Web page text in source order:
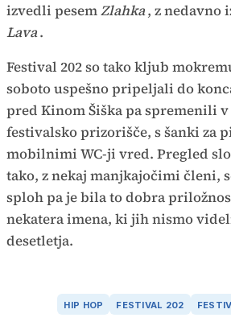
izvedli pesemZlahka, z nedavno
Lava.
Festival 202 so tako kljub
soboto uspešno pripeljali do
pred Kinom Šiška pa spremenili
festivalsko prizorišče, s šanki za
mobilnimi WC-ji vred. Pregled
tako, z nekaj manjkajočimi členi,
sploh pa je bila to dobra
nekatera imena, ki jih nismo
desetletja.
HIP HOP FESTIVAL 202